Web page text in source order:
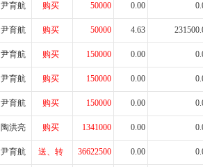
尹育航 购买 50000 0.00
尹育航 购买 50000 4.63
尹育航 购买 150000 0.00
尹育航 购买 150000 0.00
尹育航 购买 150000 0.00
陶洪亮 购买 1341000 0.00
尹育航 送、转 36622500 0.00